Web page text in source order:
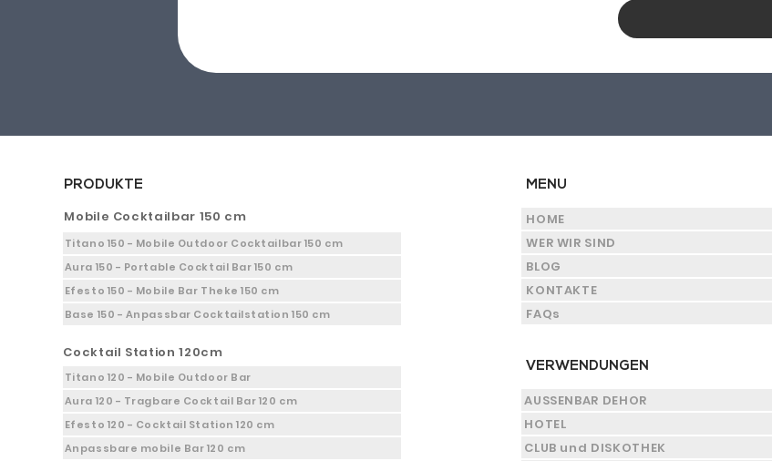
PRODUKTE
Mobile Cocktailbar 150 cm
Titano 150 - Mobile Outdoor Cocktailbar 150 cm
Aura 150 - Portable Cocktail Bar 150 cm
Efesto 150 - Mobile Bar Theke 150 cm
Base 150 - Anpassbar Cocktailstation 150 cm
Cocktail Station 120cm
Titano 120 - Mobile Outdoor Bar
Aura 120 - Tragbare Cocktail Bar 120 cm
Efesto 120 - Cocktail Station 120 cm
Anpassbare mobile Bar 120 cm
MENU
HOME
WER WIR SIND
BLOG
KONTAKTE
FAQs
VERWENDUNGEN
AUSSENBAR DEHOR
HOTEL
CLUB und DISKOTHEK